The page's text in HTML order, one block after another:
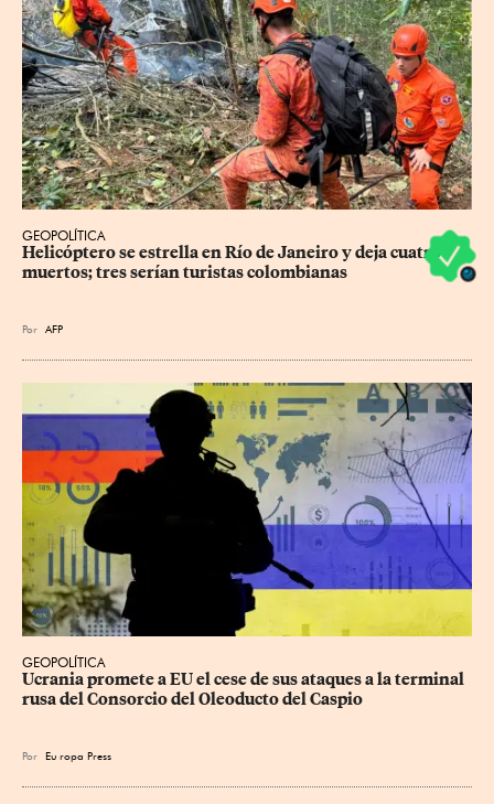
GEOPOLÍTICA
Helicóptero se estrella en Río de Janeiro y deja cuatro
muertos; tres serían turistas colombianas
Por AFP
GEOPOLÍTICA
Ucrania promete a EU el cese de sus ataques a la terminal
rusa del Consorcio del Oleoducto del Caspio
Por Eu ropa Press